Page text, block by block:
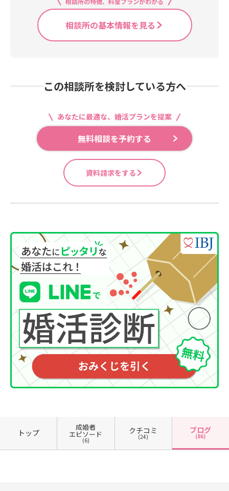
相談所の基本情報を見る
この相談所を検討している方へ
あなたに最適な、婚活プランを提案
無料相談を予約する
資料請求をする
トップ
成婚者
エピソード
(6)
クチコミ
(24)
ブログ
(86)